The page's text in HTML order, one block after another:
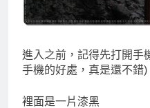
進入之前，記得先打開手
手機的好處，真是還不錯)
裡面是一片漆黑